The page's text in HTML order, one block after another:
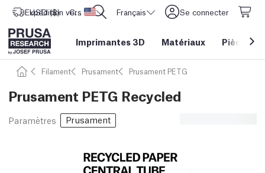
Expédition vers Etats-Unis d'Amérique
USD ($) CORE One L: Maintenant en stock ! Français Se connecter
Imprimantes 3D Matériaux Pièces&
Filament Prusament Prusament PETG
Prusament PETG Recycled
Paramètres Prusament